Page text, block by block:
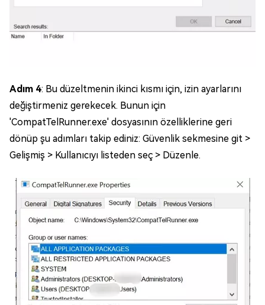
Adım 4: Bu düzeltmenin ikinci kısmı için, izin ayarlarını
değiştirmeniz gerekecek. Bunun için
'CompatTelRunner.exe' dosyasının özelliklerine geri
dönüp şu adımları takip ediniz: Güvenlik sekmesine git >
Gelişmiş > Kullanıcıyı listeden seç > Düzenle.